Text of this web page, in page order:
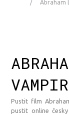
Abraham
Pustit film
pustit online